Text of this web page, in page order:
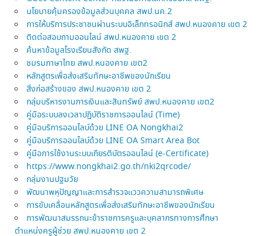
นโยบายคุ้มครองข้อมูลส่วนบุคคล สพป.นค.2
การให้บริการประชาชนผ่านระบบอิเล็กทรอนิกส์ สพป.หนองคาย เขต 2
ติดต่อสอบถามออนไลน์ สพป.หนองคาย เขต 2
ค้นหาข้อมูลโรงเรียนสังกัด สพฐ.
ชมรมภาษาไทย สพป.หนองคาย เขต2
หลักสูตรเพื่อส่งเสริมทักษะอาชีพของนักเรียน
สิ่งก่อสร้างของ สพป.หนองคาย เขต 2
กลุ่มบริหารงานการเงินและสินทรัพย์ สพป.หนองคาย เขต2
คู่มือระบบลงเวลาปฏิบัติราชการออนไลน์ (Time)
คู่มือบริการออนไลบ์ด้วย LINE OA Nongkhai2
คู่มือบริการออนไลบ์ด้วย LINE OA Smart Area Bot
คู่มือการใช้งานระบบเกียรติบัตรออนไลน์ (e-Certificate)
https://www.nongkhai2.go.th/nki2qrcode/
กลุ่มงานปฐมวัย
พัฒนาพหุปัญญาและการสำรวจแววความสามารถพิเศษ
การขับเคลื่อนหลักสูตรเพื่อส่งเสริมทักษะอาชีพของนักเรียน
การพัฒนาสมรรถนะข้าราชการครูและบุคลากรทางการศึกษา
ตำแหน่งครูผู้ช่วย สพป.หนองคาย เขต 2